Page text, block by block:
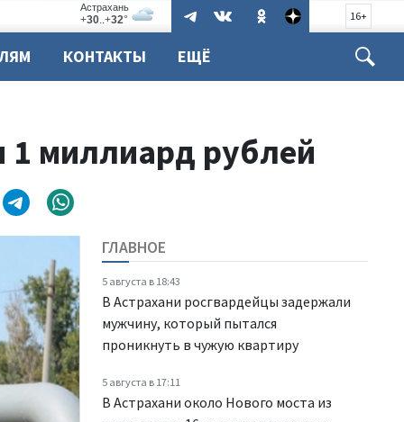
16+
КОНТАКТЫ ЕЩЁ
1 миллиард рублей
ГЛАВНОЕ
5 августа в 18:43
В Астрахани росгвардейцы задержали
мужчину, который пытался
проникнуть в чужую квартиру
5 августа в 17:11
В Астрахани около Нового моста из